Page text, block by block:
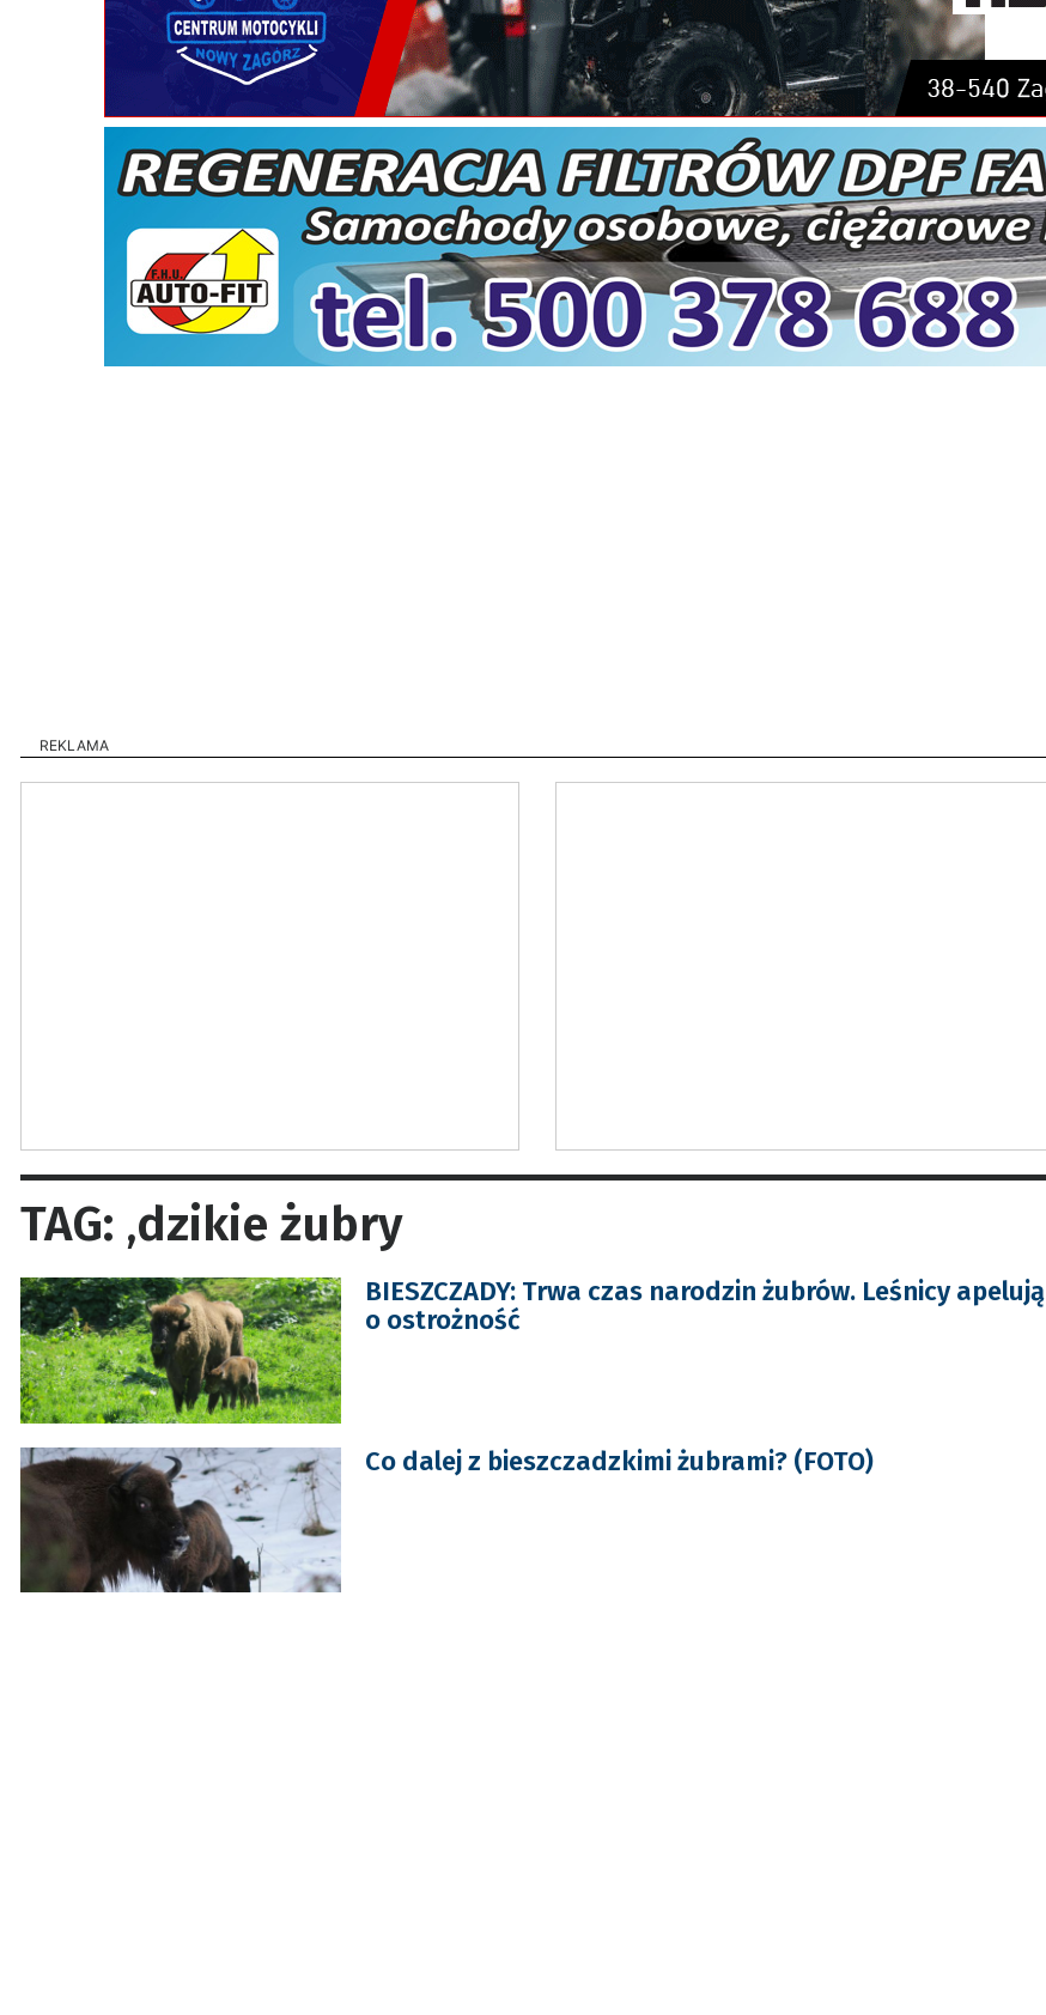
REKLAMA
TAG: ‚dzikie żubry
BIESZCZADY: Trwa czas narodzin żubrów. Leśnicy apelują
o ostrożność
Co dalej z bieszczadzkimi żubrami? (FOTO)